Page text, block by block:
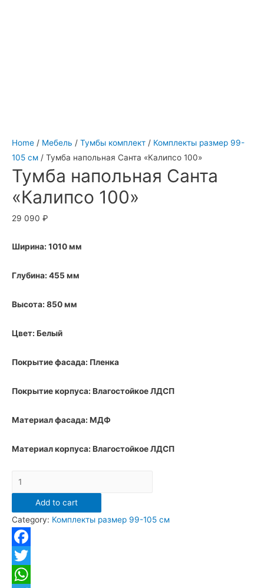
Home / Мебель / Тумбы комплект / Комплекты размер 99-
105 см / Тумба напольная Санта «Калипсо 100»
Тумба напольная Санта
«Калипсо 100»
29 090 ₽
Ширина: 1010 мм
Глубина: 455 мм
Высота: 850 мм
Цвет: Белый
Покрытие фасада: Пленка
Покрытие корпуса: Влагостойкое ЛДСП
Материал фасада: МДФ
Материал корпуса: Влагостойкое ЛДСП
Тумба
напольная
"Калипсо
100"
quantity
Add to cart
Category: Комплекты размер 99-105 см
Facebook
Twitter